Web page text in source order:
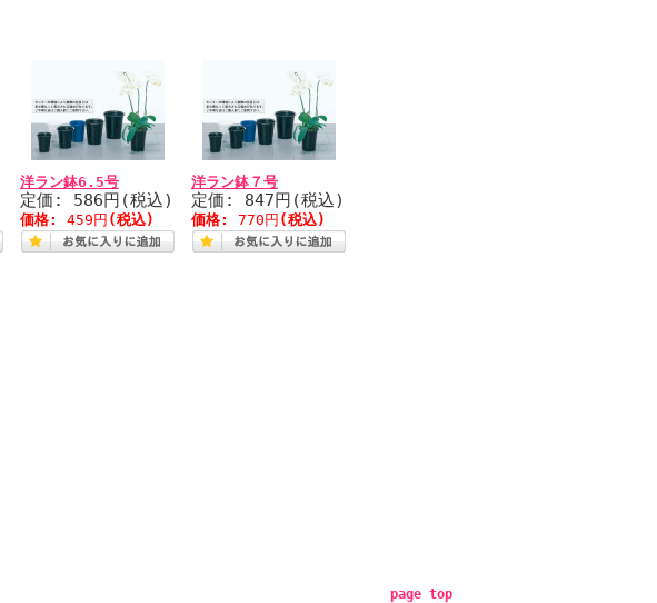
洋ラン鉢6.5号
定価: 586円(税込)
価格: 459円 (税込)
洋ラン鉢７号
定価: 847円(税込)
価格: 770円 (税込)
page top